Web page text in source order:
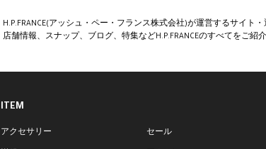
H.P.FRANCE(アッシュ・ペー・フランス株式会社)が運営するサイト・
店舗情報、スナップ、ブログ、特集などH.P.FRANCEのすべてをご紹介
ITEM
アクセサリー セール